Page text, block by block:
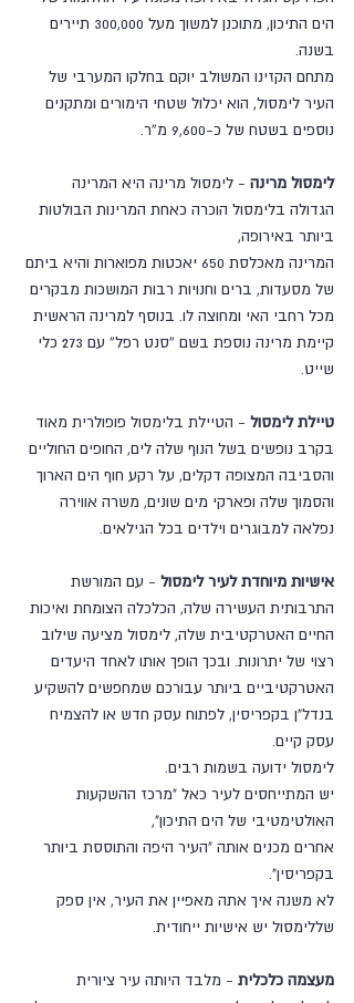
הים התיכון, מתוכנן למשוך מעל 300,000 תיירים
בשנה.
מתחם הקזינו המשולב יוקם בחלקו המערבי של
העיר לימסול, הוא יכלול שטחי הימורים ומתקנים
נוספים בשטח של כ-9,600 מ”ר.
לימסול מרינה - לימסול מרינה היא המרינה
הגדולה בלימסול הוכרה כאחת המרינות הבולטות
ביותר באירופה,
המרינה מאכלסת 650 יאכטות מפוארות והיא ביתם
של מסעדות, ברים וחנויות רבות המושכות מבקרים
מכל רחבי האי ומחוצה לו. בנוסף למרינה הראשית
קיימת מרינה נוספת בשם “סנט רפל” עם 273 כלי
שייט.
טיילת לימסול - הטיילת בלימסול פופולרית מאוד
בקרב נופשים בשל הנוף שלה לים, החופים החוליים
והסביבה המצופה דקלים, על רקע חוף הים הארוך
והסמוך שלה ופארקי מים שונים, משרה אווירה
נפלאה למבוגרים וילדים בכל הגילאים.
אישיות מיוחדת לעיר לימסול - עם המורשת
התרבותית העשירה שלה, הכלכלה הצומחת ואיכות
החיים האטרקטיבית שלה, לימסול מציעה שילוב
רצוי של יתרונות. ובכך הופך אותו לאחד היעדים
האטרקטיביים ביותר עבורכם שמחפשים להשקיע
בנדל"ן בקפריסין, לפתוח עסק חדש או להצמיח
עסק קיים.
לימסול ידועה בשמות רבים.
יש המתייחסים לעיר כאל "מרכז ההשקעות
האולטימטיבי של הים התיכון",
אחרים מכנים אותה "העיר היפה והתוססת ביותר
בקפריסין".
לא משנה איך אתה מאפיין את העיר, אין ספק
שללימסול יש אישיות ייחודית.
מעצמה כלכלית - מלבד היותה עיר ציורית